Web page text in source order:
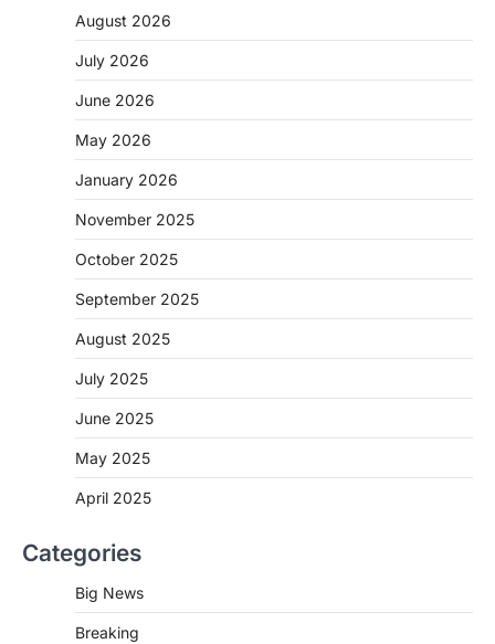
August 2026
July 2026
June 2026
May 2026
January 2026
November 2025
October 2025
September 2025
August 2025
July 2025
June 2025
May 2025
April 2025
Categories
Big News
Breaking
CHHATTISGARH
CG: 1 से 19 वर्ष तक के बच्चों को निःशुल्क दी
जाएगी एल्बेंडाजोल
More Khabar August 7, 2026
रायपुर। राष्ट्रीय कृमि मुक्ति दिवस भारत सरकार द्वारा
CHHATTISGARH